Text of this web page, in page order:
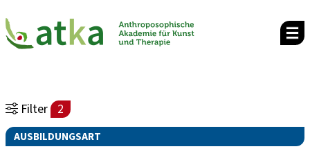
Filter 2
AUSBILDUNGSART